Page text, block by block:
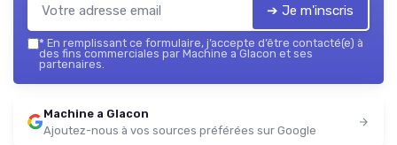
➔ Je m'inscris
* En remplissant ce formulaire, j’accepte d’être contacté(e) à
des fins commerciales par Machine a Glacon et ses
partenaires.
Machine a Glacon
Ajoutez-nous à vos sources préférées sur Google